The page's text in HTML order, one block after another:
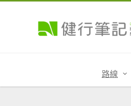
路線